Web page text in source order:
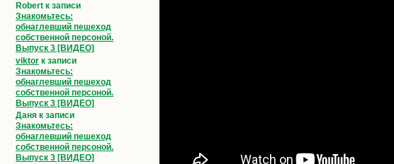
Robert к записи
Знакомьтесь:
обнаглевший пешеход
собственной персоной.
Выпуск 3 [ВИДЕО]
viktor к записи
Знакомьтесь:
обнаглевший пешеход
собственной персоной.
Выпуск 3 [ВИДЕО]
Даня к записи
Знакомьтесь:
обнаглевший пешеход
собственной персоной.
Выпуск 3 [ВИДЕО]